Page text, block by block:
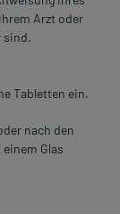
Arzt oder
sind.
Tabletten ein.
nach den
Glas